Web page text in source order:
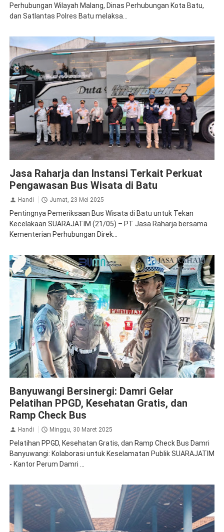
Perhubungan Wilayah Malang, Dinas Perhubungan Kota Batu,
dan Satlantas Polres Batu melaksa...
Jasa Raharja dan Instansi Terkait Perkuat
Pengawasan Bus Wisata di Batu
Handi Jumat, 23 Mei 2025
Pentingnya Pemeriksaan Bus Wisata di Batu untuk Tekan
Kecelakaan SUARAJATIM (21/05) – PT Jasa Raharja bersama
Kementerian Perhubungan Direk...
Banyuwangi Bersinergi: Damri Gelar
Pelatihan PPGD, Kesehatan Gratis, dan
Ramp Check Bus
Handi Minggu, 30 Maret 2025
Pelatihan PPGD, Kesehatan Gratis, dan Ramp Check Bus Damri
Banyuwangi: Kolaborasi untuk Keselamatan Publik SUARAJATIM
- Kantor Perum Damri ...